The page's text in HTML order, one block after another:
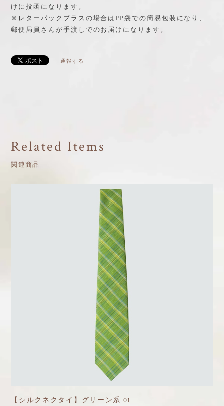
けに投函になります。
※レターパックプラスの場合はPP袋での簡易包装になり、
郵便局員さんが手渡しでのお届けになります。
通報する
Related Items
関連商品
【シルクネクタイ】グリーン系 01